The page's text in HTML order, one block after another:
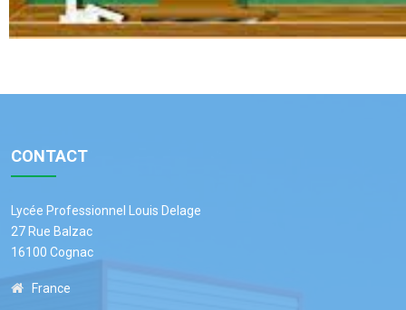
CONTACT
Lycée Professionnel Louis Delage
27 Rue Balzac
16100 Cognac
France